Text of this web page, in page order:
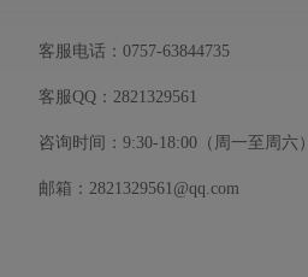
客服电话：0757-63844735
客服QQ：2821329561
咨询时间：9:30-18:00（周一至周六）
邮箱：2821329561@qq.com